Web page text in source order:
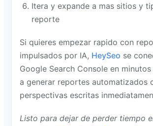
Itera y expande a mas sitios y
reporte
Si quieres empezar rapido con
impulsados por IA, HeySeo se
Google Search Console en
a generar reportes automatizados
perspectivas escritas
Listo para dejar de perder tiempo